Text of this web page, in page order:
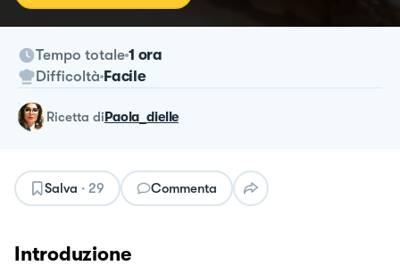
Tempo totale 1 ora
Difficoltà Facile
ricetta diPaola_dielle
Salva · 29 Commenta
Introduzione